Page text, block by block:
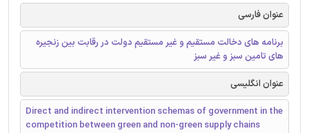
عنوان فارسی
برنامه های دخالت مستقیم و غیر مستقیم دولت در رقابت بین زنجیره
های تامین سبز و غیر سبز
عنوان انگلیسی
Direct and indirect intervention schemas of government in the
competition between green and non-green supply chains